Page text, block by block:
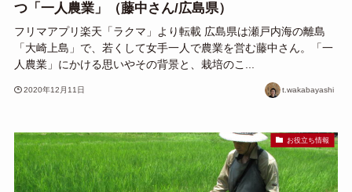
つ「一人農業」（藤中さん/広島県）
フリマアプリ楽天「ラクマ」より転載 広島県は瀬戸内海の離島
「大崎上島」で、若くして女手一人で農業を営む藤中さん。「一
人農業」にかける思いやその背景と、栽培のこ...
2020年12月11日 t.wakabayashi
お役立ち情報